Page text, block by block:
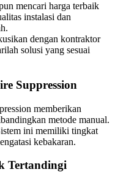
mencari harga terbaik
instalasi dan
dengan kontraktor
solusi yang sesuai
Suppression
memberikan
metode manual.
ini memiliki tingkat
kebakaran.
Tertandingi